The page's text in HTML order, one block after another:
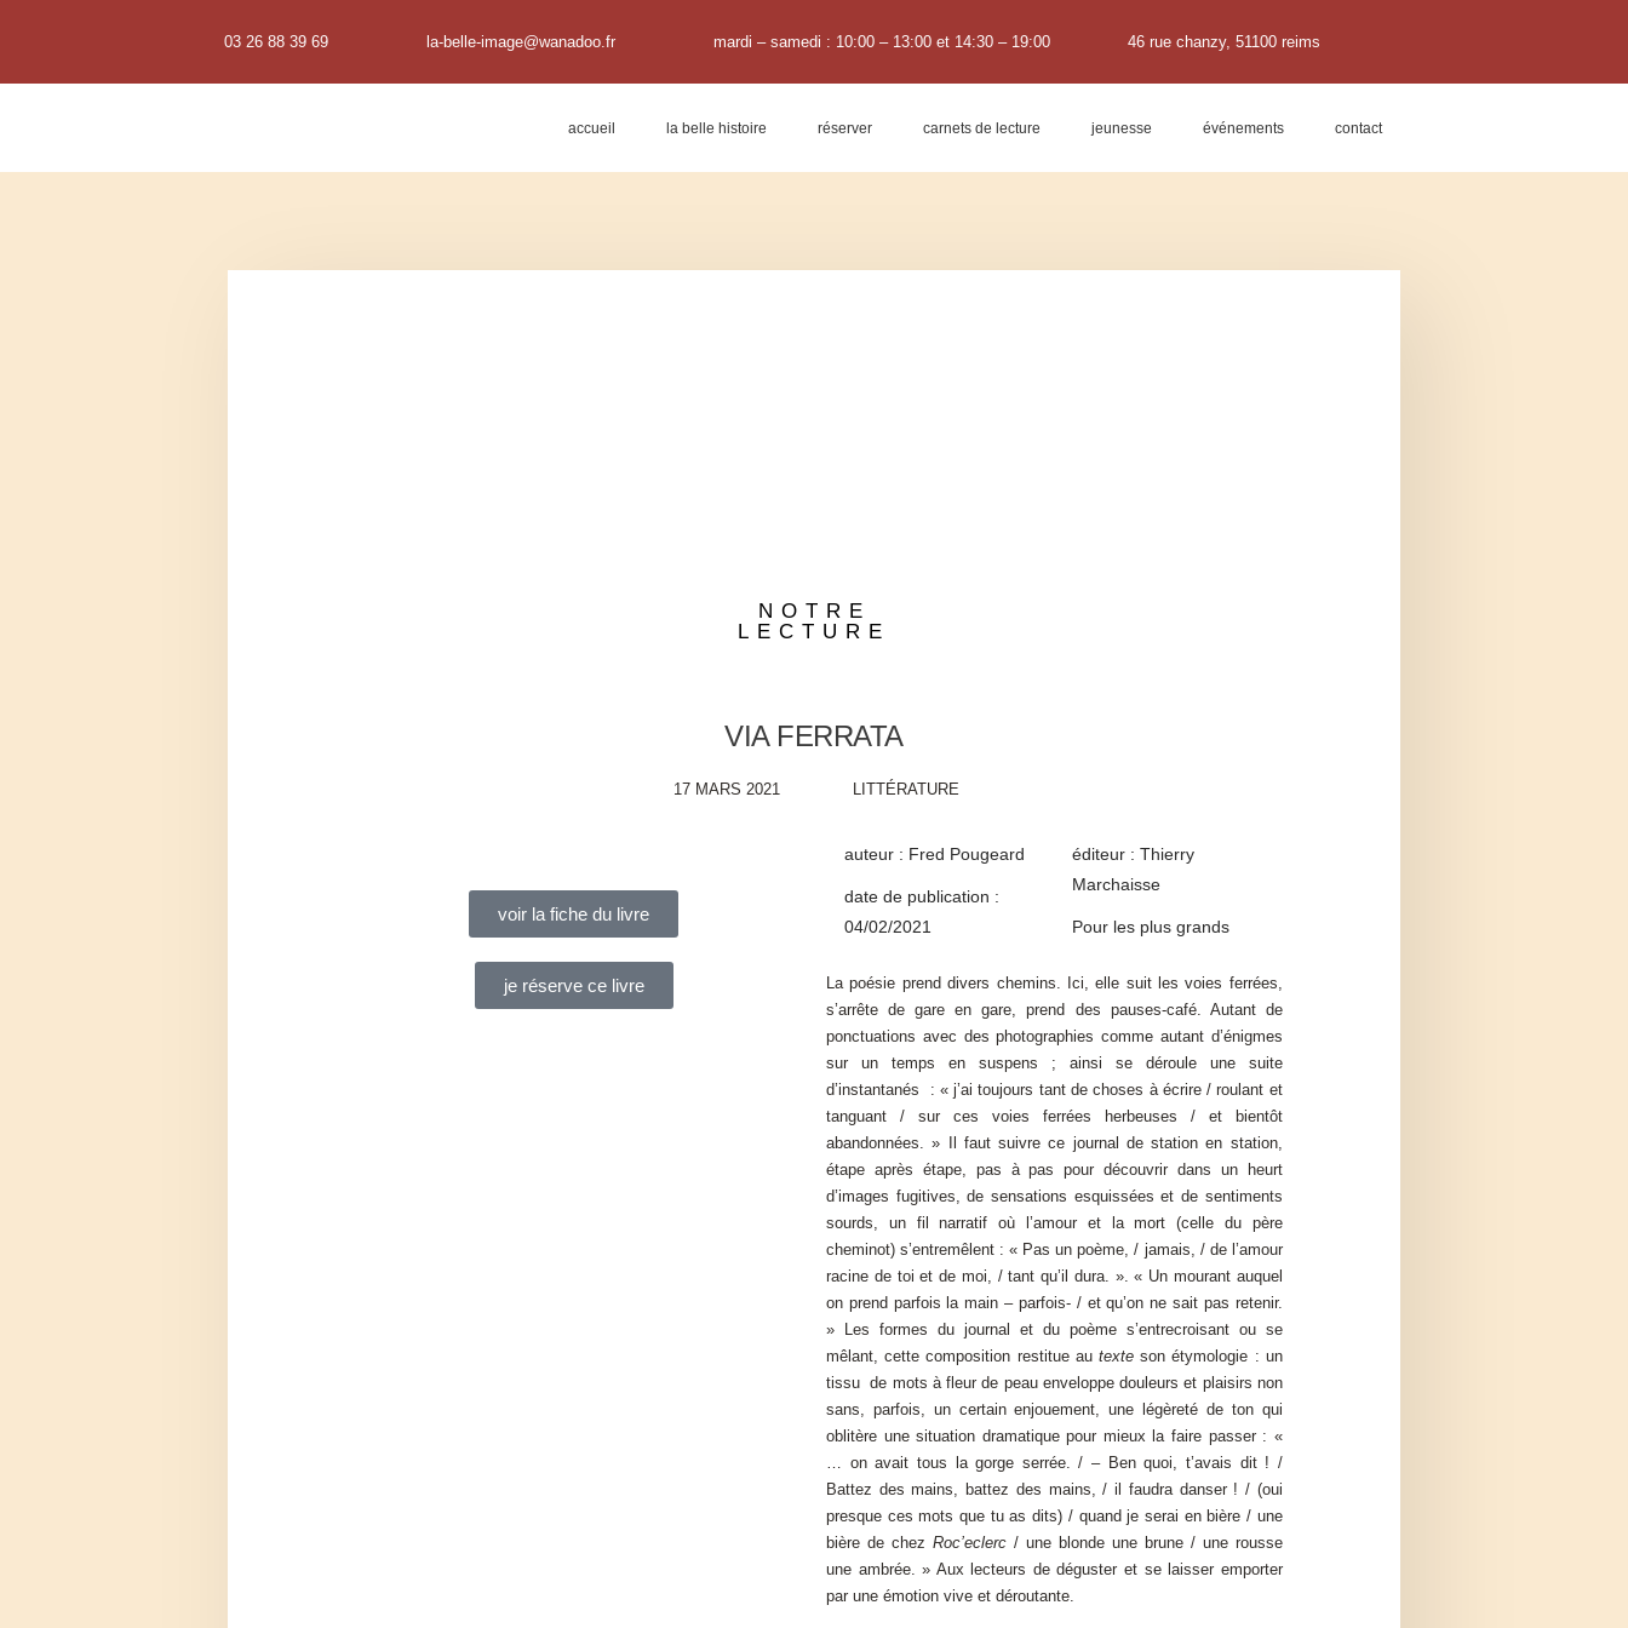
03 26 88 39 69 la-belle-image@wanadoo.fr mardi – samedi : 10:00 – 13:00 et 14:30 – 19:00 46 rue chanzy, 51100 reims
accueil la belle histoire réserver carnets de lecture jeunesse événements contact
NOTRE
LECTURE
VIA FERRATA
17 MARS 2021 LITTÉRATURE
voir la fiche du livre
je réserve ce livre
auteur : Fred Pougeard
date de publication :
04/02/2021
éditeur : Thierry
Marchaisse
Pour les plus grands
La poésie prend divers chemins. Ici, elle suit les voies ferrées,
s’arrête de gare en gare, prend des pauses-café. Autant de
ponctuations avec des photographies comme autant d’énigmes
sur un temps en suspens ; ainsi se déroule une suite
d’instantanés : « j’ai toujours tant de choses à écrire / roulant et
tanguant / sur ces voies ferrées herbeuses / et bientôt
abandonnées. » Il faut suivre ce journal de station en station,
étape après étape, pas à pas pour découvrir dans un heurt
d’images fugitives, de sensations esquissées et de sentiments
sourds, un fil narratif où l’amour et la mort (celle du père
cheminot) s’entremêlent : « Pas un poème, / jamais, / de l’amour
racine de toi et de moi, / tant qu’il dura. ». « Un mourant auquel
on prend parfois la main – parfois- / et qu’on ne sait pas retenir.
» Les formes du journal et du poème s’entrecroisant ou se
mêlant, cette composition restitue au texteson étymologie : un
tissu de mots à fleur de peau enveloppe douleurs et plaisirs non
sans, parfois, un certain enjouement, une légèreté de ton qui
oblitère une situation dramatique pour mieux la faire passer : «
… on avait tous la gorge serrée. / – Ben quoi, t’avais dit ! /
Battez des mains, battez des mains, / il faudra danser ! / (oui
presque ces mots que tu as dits) / quand je serai en bière / une
bière de chez Roc’eclerc/ une blonde une brune / une rousse
une ambrée. » Aux lecteurs de déguster et se laisser emporter
par une émotion vive et déroutante.